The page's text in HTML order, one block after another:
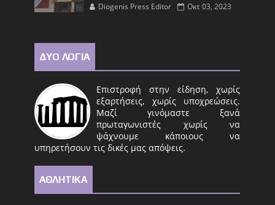
Diogenis Press Editor Οκτ 03, 2023
ΔΥΟ ΛΟΓΙΑ
Επιστροφή στην είδηση, χωρίς
εξαρτήσεις, χωρίς υποχρεώσεις.
Μαζί γινόμαστε ξανά
πρωταγωνιστές χωρίς να
ψάχνουμε κάποιους να
υπηρετήσουν τις δικές μας απόψεις.
ΑΘΛΗΤΙΚΑ